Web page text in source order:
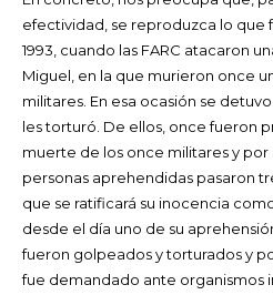
efectividad, se reproduzca lo que
1993, cuando las FARC atacaron
Miguel, en la que murieron once
militares. En esa ocasión se
les torturó. De ellos, once fueron
muerte de los once militares y por
personas aprehendidas pasaron
que se ratificará su inocencia
desde el día uno de su
fueron golpeados y torturados y
fue demandado ante organismos